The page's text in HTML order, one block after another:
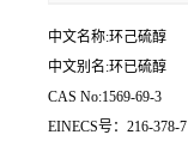
中文名称:环己硫醇
中文别名:环已硫醇
CAS No:1569-69-3
EINECS号：216-378-7